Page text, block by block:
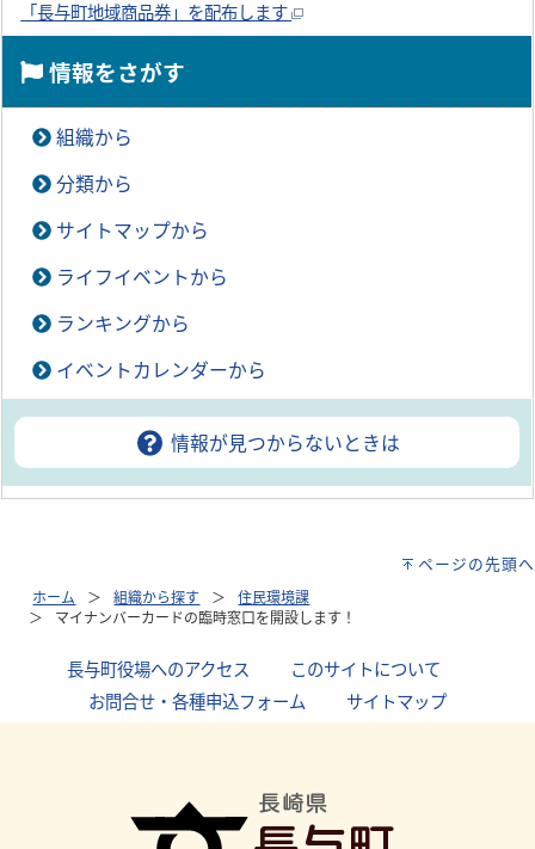
「長与町地域商品券」を配布します
情報をさがす
組織から
分類から
サイトマップから
ライフイベントから
ランキングから
イベントカレンダーから
情報が見つからないときは
ページの先頭へ
ホーム 組織から探す
住民環境課
マイナンバーカードの臨時窓口を開設します！
長与町役場へのアクセス このサイトについて
お問合せ・各種申込フォーム
サイトマップ